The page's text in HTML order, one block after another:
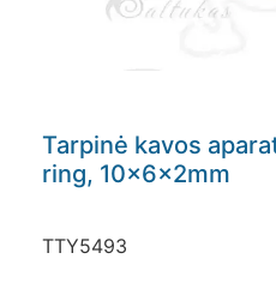
Tarpinė kavos
ring, 10x6x2mm
TTY5493